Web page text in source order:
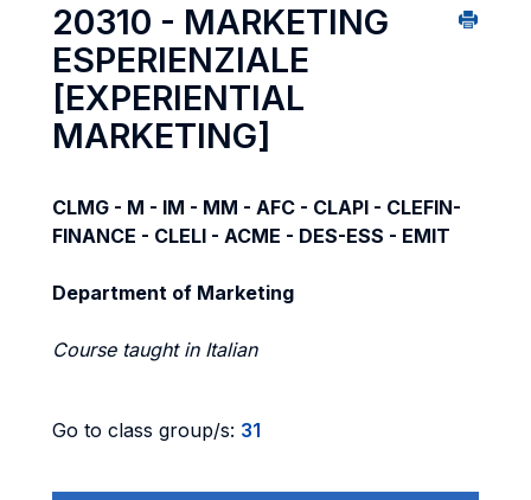
20310 - MARKETING
ESPERIENZIALE
[EXPERIENTIAL
MARKETING]
CLMG - M - IM - MM - AFC - CLAPI - CLEFIN-
FINANCE - CLELI - ACME - DES-ESS - EMIT
Department of Marketing
Course taught in Italian
Go to class group/s: 31